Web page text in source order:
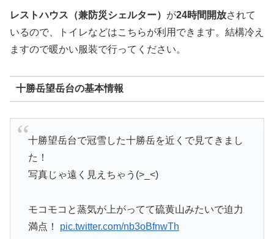
レストハウス（兼防災シェルター） が24時間開放されて
いるので、トイレなどはこちらが利用できます。結構冷え
ますので暖かい服装で行ってください。
十勝岳望岳台の基本情報
十勝望岳台で冠雪した十勝岳を近くで見てきまし
た！
写真じゃ遠く見えちゃう(>_<)
モコモコと蒸気が上がってて硫黄山みたいで迫力
満点！ pic.twitter.com/nb3oBfnwTh